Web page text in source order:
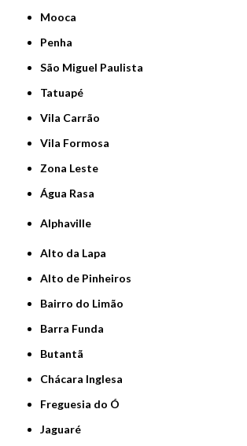
Mooca
Penha
São Miguel Paulista
Tatuapé
Vila Carrão
Vila Formosa
Zona Leste
Água Rasa
Alphaville
Alto da Lapa
Alto de Pinheiros
Bairro do Limão
Barra Funda
Butantã
Chácara Inglesa
Freguesia do Ó
Jaguaré